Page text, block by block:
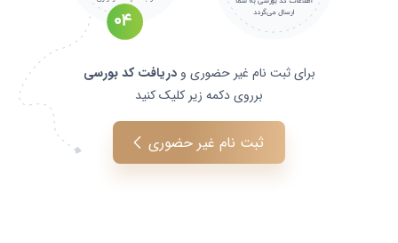
برای ثبت نام غیر حضوری و دریافت کد بورسی
برروی دکمه زیر کلیک کنید
ثبت نام غیر حضوری